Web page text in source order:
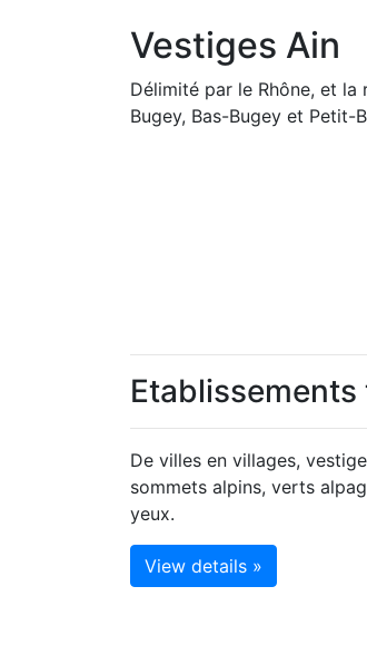
Vestiges Ain
Délimité par le Rhône, et la
Bugey, Bas-Bugey et Petit-
De villes en villages,
sommets alpins, verts
yeux.
View details »